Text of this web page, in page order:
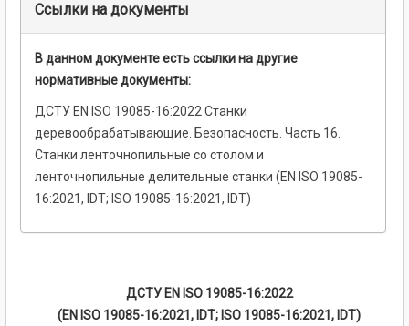
Ссылки на документы
В данном документе есть ссылки на другие
нормативные документы:
ДСТУ EN ISO 19085-16:2022 Станки
деревообрабатывающие. Безопасность. Часть 16.
Станки ленточнопильные со столом и
ленточнопильные делительные станки (EN ISO 19085-
16:2021, IDT; ISO 19085-16:2021, IDT)
ДСТУ EN ISO 19085-16:2022
(EN ISO 19085-16:2021, IDT; ISO 19085-16:2021, IDT)